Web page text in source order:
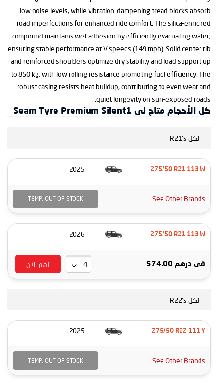
low noise levels, while vibration-dampening tread blocks absorb
road imperfections for enhanced ride comfort. The silica-enriched
compound maintains wet adhesion by efficiently evacuating water,
ensuring stable performance at V speeds (149 mph). Solid center rib
and reinforced shoulders optimize dry stability and load support up
to 850 kg, with low rolling resistance promoting fuel efficiency. The
robust casing resists heat buildup, contributing to even wear and
quiet longevity on sun-exposed roads.
كل الأحجام متاح لى Seam Tyre Premium Silent1
الكل R21's
275/50 R21 113 W
2025
See Other Brands
TEMP. OUT OF STOCK
275/50 R21 113 W
2026
في درهم 574.00 اشتر الآن
الكل R22's
275/50 R22 111 Y
2025
See Other Brands
TEMP. OUT OF STOCK